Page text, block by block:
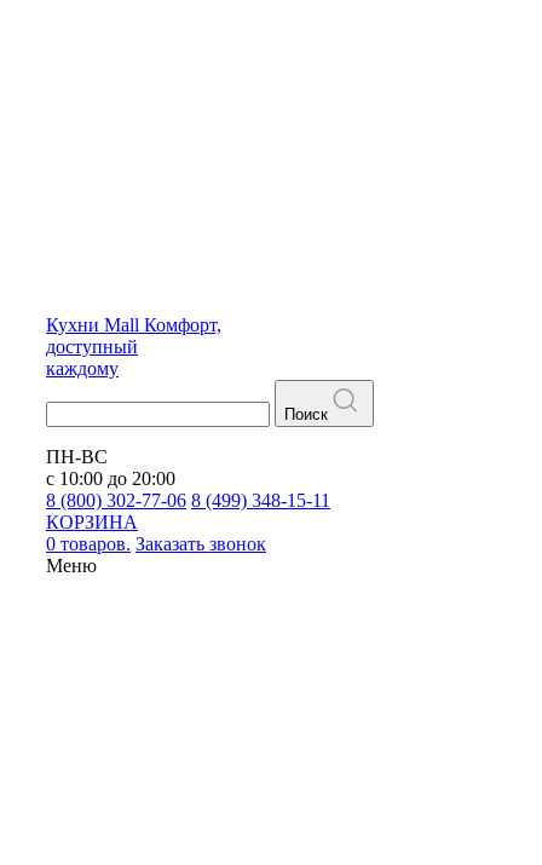
Кухни Mall Комфорт,
доступный
каждому
Поиск
ПН-ВС
с 10:00 до 20:00
8 (800) 302-77-06 8 (499) 348-15-11
КОРЗИНА
0 товаров. Заказать звонок
Меню